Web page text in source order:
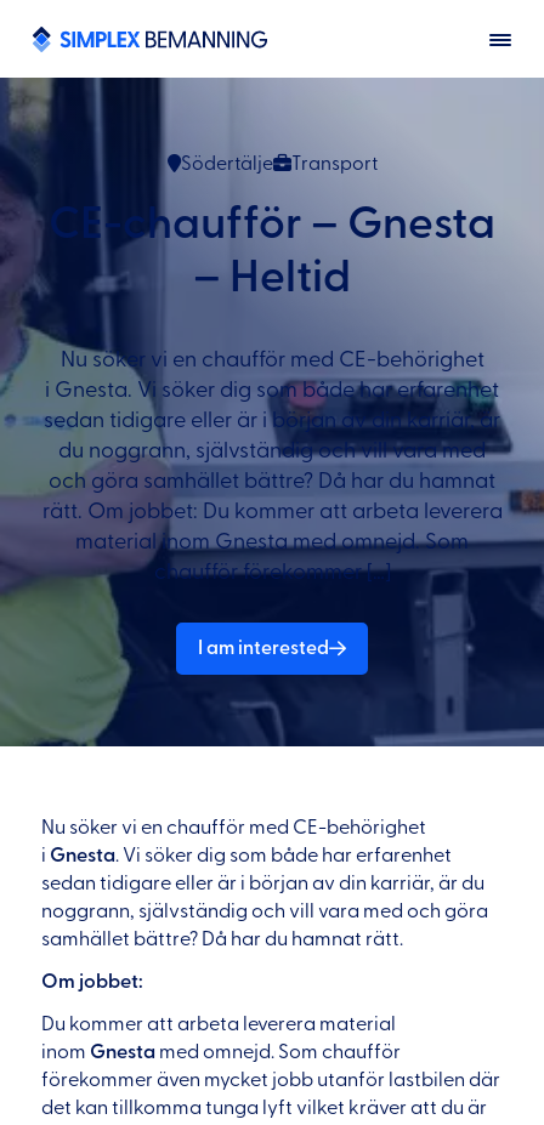
Södertälje Transport
CE-chaufför – Gnesta
– Heltid
Nu söker vi en chaufför med CE-behörighet
i Gnesta. Vi söker dig som både har erfarenhet
sedan tidigare eller är i början av din karriär, är
du noggrann, självständig och vill vara med
och göra samhället bättre? Då har du hamnat
rätt. Om jobbet: Du kommer att arbeta leverera
material inom Gnesta med omnejd. Som
chaufför förekommer […]
I am interested
Nu söker vi en chaufför med CE-behörighet
i Gnesta. Vi söker dig som både har erfarenhet
sedan tidigare eller är i början av din karriär, är du
noggrann, självständig och vill vara med och göra
samhället bättre? Då har du hamnat rätt.
Om jobbet:
Du kommer att arbeta leverera material
inom Gnesta med omnejd. Som chaufför
förekommer även mycket jobb utanför lastbilen där
det kan tillkomma tunga lyft vilket kräver att du är